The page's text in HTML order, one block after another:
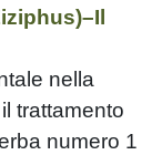
nella
trattamento
numero 1